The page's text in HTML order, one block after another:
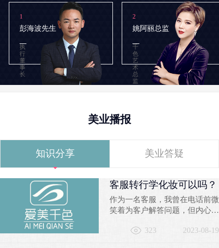
1
彭海波先生
执
行
董
事
长
2
姚阿丽总监
千
色
艺
术
总
监
美业播报
知识分享 美业答疑
客服转行学化妆可以吗？
作为一名客服，我曾在电话前微
笑着为客户解答问题，但内心深
问：“我是否能找到一份更加充
323 2023-08-19